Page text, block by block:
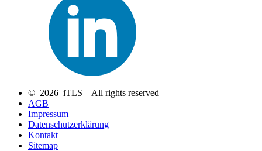
© 2026 iTLS – All rights reserved
AGB
Impressum
Datenschutzerklärung
Kontakt
Sitemap